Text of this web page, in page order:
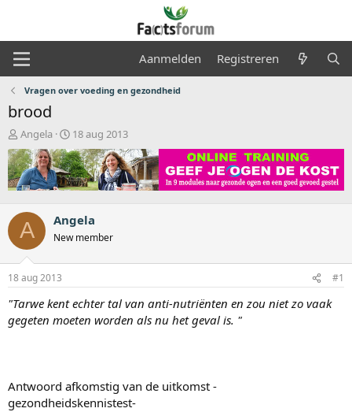
Aanmelden Registreren
Vragen over voeding en gezondheid
brood
O
n
d
e
r
e
r
p
s
t
a
r
t
e
Angela
S
t
a
r
t
a
t
m
18 aug 2013
A Angela
New member
18 aug 2013 #1
"Tarwe kent echter tal van anti-nutriënten en zou niet zo vaak
gegeten moeten worden als nu het geval is. "
Antwoord afkomstig van de uitkomst -
gezondheidskennistest-